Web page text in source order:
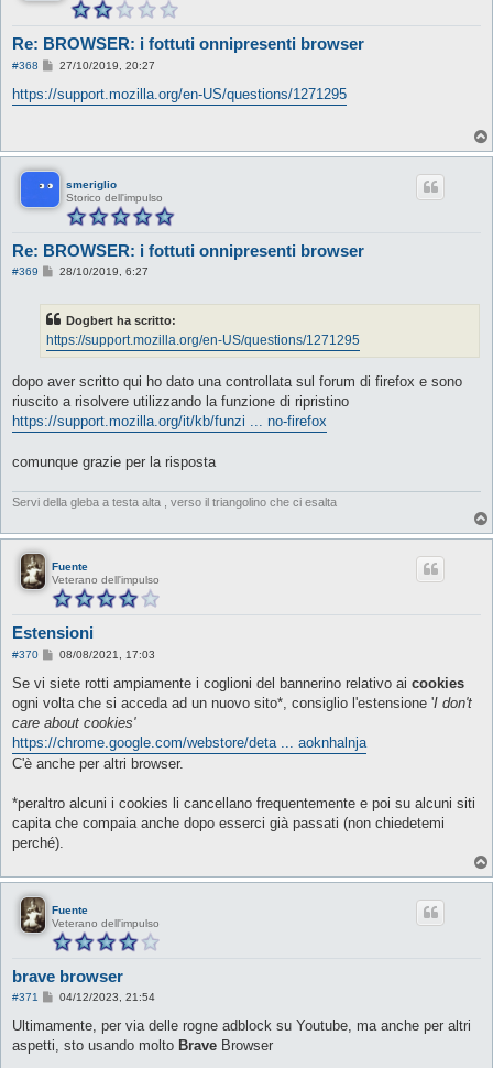
Re: BROWSER: i fottuti onnipresenti browser
#368
M
s
s
i
o
27/10/2019, 20:27
https://support.mozilla.org/en-US/questions/1271295
smeriglio
Storico dell'impulso
Re: BROWSER: i fottuti onnipresenti browser
#369
M
a
g
g
28/10/2019, 6:27
Dogbert ha scritto:
https://support.mozilla.org/en-US/questions/1271295
dopo aver scritto qui ho dato una controllata sul forum di firefox e sono
riuscito a risolvere utilizzando la funzione di ripristino
https://support.mozilla.org/it/kb/funzi ... no-firefox
comunque grazie per la risposta
Servi della gleba a testa alta , verso il triangolino che ci esalta
Fuente
Veterano dell'impulso
Estensioni
#370
M
s
a
g
i
o
08/08/2021, 17:03
Se vi siete rotti ampiamente i coglioni del bannerino relativo ai cookies
ogni volta che si acceda ad un nuovo sito*, consiglio l'estensione 'I don't
care about cookies'
https://chrome.google.com/webstore/deta ... aoknhalnja
C'è anche per altri browser.
*peraltro alcuni i cookies li cancellano frequentemente e poi su alcuni siti
capita che compaia anche dopo esserci già passati (non chiedetemi
perché).
Fuente
Veterano dell'impulso
brave browser
#371
M
s
a
04/12/2023, 21:54
Ultimamente, per via delle rogne adblock su Youtube, ma anche per altri
aspetti, sto usando molto Brave Browser